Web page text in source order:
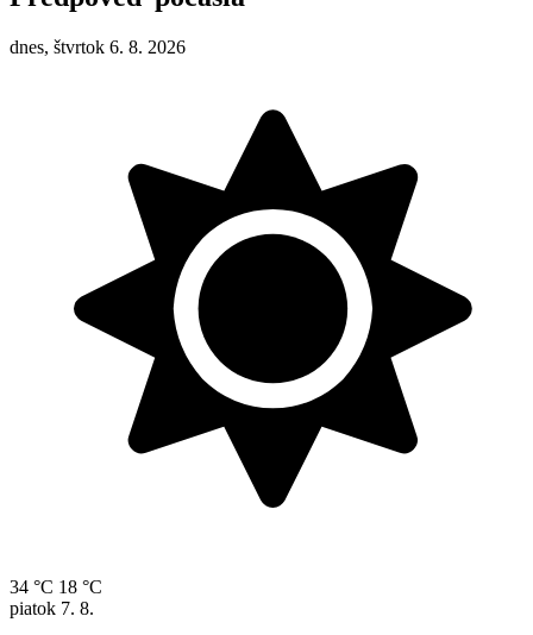
dnes, štvrtok 6. 8. 2026
34 °C 18 °C
piatok 7. 8.